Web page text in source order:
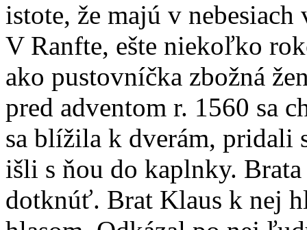
istote, že majú v
V Ranfte, ešte niekoľko
ako pustovníčka zbožná
pred adventom r. 1560 sa
sa blížila k dverám, pridali
išli s ňou do kaplnky.
dotknúť. Brat Klaus k nej